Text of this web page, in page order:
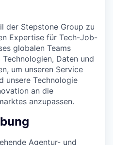
der Stepstone Group zu
Expertise für Tech-Job-
globalen Teams
Daten und
um unseren Service
unsere Technologie
an die
anzupassen.
Agentur- und